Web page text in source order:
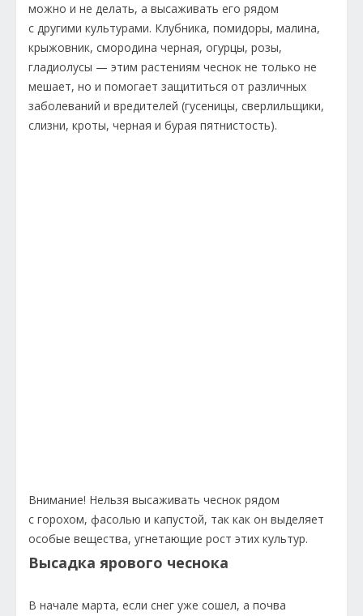
можно и не делать, а высаживать его рядом
с другими культурами. Клубника, помидоры, малина,
крыжовник, смородина черная, огурцы, розы,
гладиолусы — этим растениям чеснок не только не
мешает, но и помогает защититься от различных
заболеваний и вредителей (гусеницы, сверлильщики,
слизни, кроты, черная и бурая пятнистость).
Внимание! Нельзя высаживать чеснок рядом
с горохом, фасолью и капустой, так как он выделяет
особые вещества, угнетающие рост этих культур.
Высадка ярового чеснока
В начале марта, если снег уже сошел, а почва